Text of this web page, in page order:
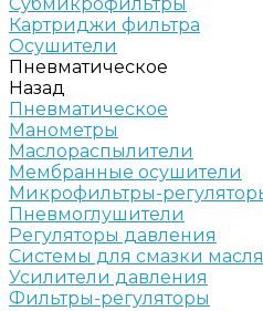
Картриджи фильтра
Осушители
Пневматическое
Назад
Пневматическое
Манометры
Маслораспылители
Мембранные осушители
Микрофильтры-
Пневмоглушители
Регуляторы давления
Системы для смазки
Усилители давления
Фильтры-регуляторы